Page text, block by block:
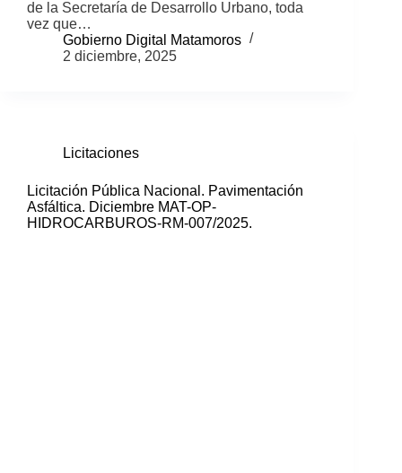
de la Secretaría de Desarrollo Urbano, toda
vez que…
Gobierno Digital Matamoros
2 diciembre, 2025
Licitaciones
Licitación Pública Nacional. Pavimentación
Asfáltica. Diciembre MAT-OP-
HIDROCARBUROS-RM-007/2025.